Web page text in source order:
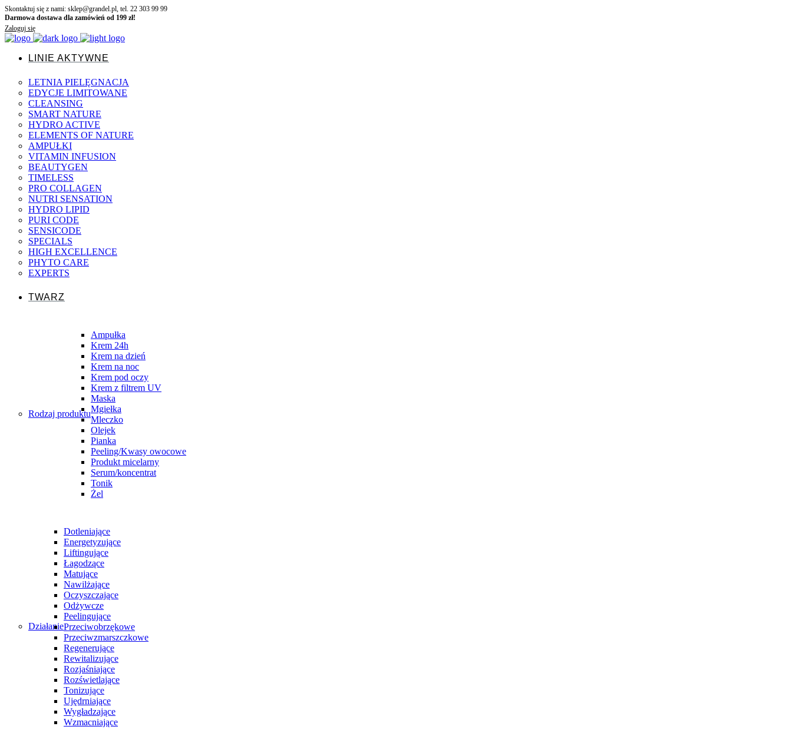
Skontaktuj się z nami: sklep@grandel.pl, tel. 22 303 99 99
Darmowa dostawa dla zamówień od 199 zł!
Zaloguj się
LINIE AKTYWNE
LETNIA PIELĘGNACJA
EDYCJE LIMITOWANE
CLEANSING
SMART NATURE
HYDRO ACTIVE
ELEMENTS OF NATURE
AMPUŁKI
VITAMIN INFUSION
BEAUTYGEN
TIMELESS
PRO COLLAGEN
NUTRI SENSATION
HYDRO LIPID
PURI CODE
SENSICODE
SPECIALS
HIGH EXCELLENCE
PHYTO CARE
EXPERTS
TWARZ
Rodzaj produktu
Ampułka
Krem 24h
Krem na dzień
Krem na noc
Krem pod oczy
Krem z filtrem UV
Maska
Mgiełka
Mleczko
Olejek
Pianka
Peeling/Kwasy owocowe
Produkt micelarny
Serum/koncentrat
Tonik
Żel
Działanie
Dotleniające
Energetyzujące
Liftingujące
Łagodzące
Matujące
Nawilżające
Oczyszczające
Odżywcze
Peelingujące
Przeciwobrzękowe
Przeciwzmarszczkowe
Regenerujące
Rewitalizujące
Rozjaśniające
Rozświetlające
Tonizujące
Ujędrniające
Wygładzające
Wzmacniające